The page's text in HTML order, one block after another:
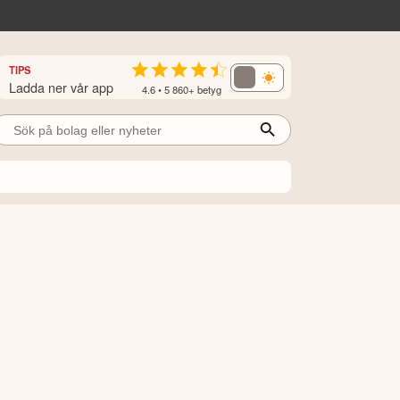
TIPS
Ladda ner vår app 4.6 • 5 860+ betyg